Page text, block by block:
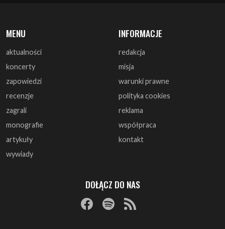
aktualności
zapowiedzi
recenzje
zagrali
monografie
artykuły
wywiady
redakcja
warunki prawne
polityka cookies
reklama
współpraca
kontakt
DOŁĄCZ DO NAS
© 1997 - 2025 ArtRock.pl - Wszelkie prawa zastrzeżone.